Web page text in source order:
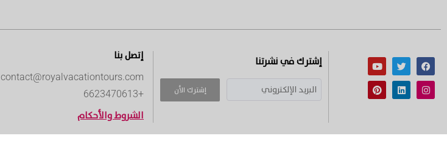
إشترك في نشرتنا
إشترك الأن
إتصل بنا
contact@royalvacationtours.com
+6623470613
الشروط والأحكام